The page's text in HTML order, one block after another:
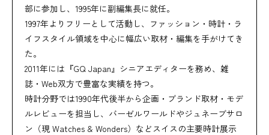
部に参加し、1995年に副編集長に就任。
1997年よりフリーとして活動し、ファッション・時計・ラ
イフスタイル領域を中心に幅広い取材・編集を手がけてき
た。
2011年には『GQ Japan』シニアエディターを務め、雑
誌・Web双方で豊富な実績を持つ。
時計分野では1990年代後半から企画・ブランド取材・モデ
ルレビューを担当し、バーゼルワールドやジュネーブサロ
ン（現 Watches & Wonders）などスイスの主要時計展示